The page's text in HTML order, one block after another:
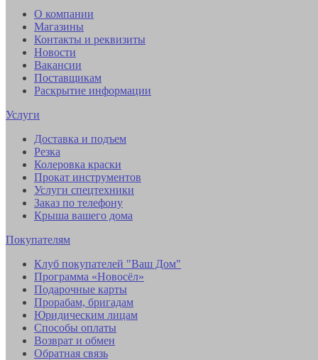
О компании
Магазины
Контакты и реквизиты
Новости
Вакансии
Поставщикам
Раскрытие информации
Услуги
Доставка и подъем
Резка
Колеровка краски
Прокат инструментов
Услуги спецтехники
Заказ по телефону
Крыша вашего дома
Покупателям
Клуб покупателей "Ваш Дом"
Программа «Новосёл»
Подарочные карты
Прорабам, бригадам
Юридическим лицам
Способы оплаты
Возврат и обмен
Обратная связь